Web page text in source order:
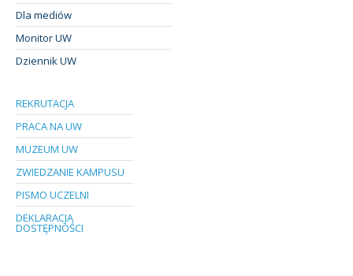
Dla mediów
Monitor UW
Dziennik UW
REKRUTACJA
PRACA NA UW
MUZEUM UW
ZWIEDZANIE KAMPUSU
PISMO UCZELNI
DEKLARACJA
DOSTĘPNOŚCI